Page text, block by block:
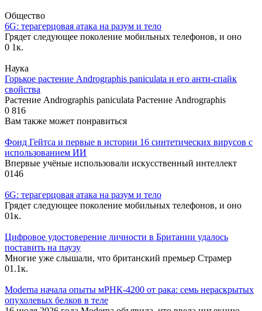
Общество
6G: терагерцовая атака на разум и тело
Грядет следующее поколение мобильных телефонов, и оно
0 1к.
Наука
Горькое растение Andrographis paniculata и его анти-спайк
свойства
Растение Andrographis paniculata Растение Andrographis
0 816
Вам также может понравиться
Фонд Гейтса и первые в истории 16 синтетических вирусов с
использованием ИИ
Впервые учёные использовали искусственный интеллект
0146
6G: терагерцовая атака на разум и тело
Грядет следующее поколение мобильных телефонов, и оно
01к.
Цифровое удостоверение личности в Британии удалось
поставить на паузу
Многие уже слышали, что британский премьер Страмер
01.1к.
Moderna начала опыты мРНК-4200 от рака: семь нераскрытых
опухолевых белков в теле